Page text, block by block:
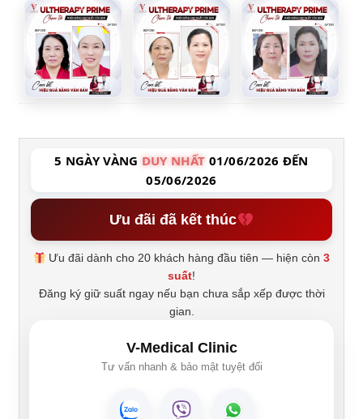
5 NGÀY VÀNG DUY NHẤT 01/06/2026 ĐẾN
05/06/2026
Ưu đãi đã kết thúc
Ưu đãi dành cho 20 khách hàng đầu tiên — hiện còn3
suất!
Đăng ký giữ suất ngay nếu bạn chưa sắp xếp được thời
gian.
V-Medical Clinic
Tư vấn nhanh & bảo mật tuyệt đối